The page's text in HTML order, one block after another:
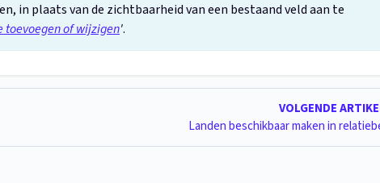
in plaats van de zichtbaarheid van een bestaand veld aan te
toevoegen of wijzigen'.
VOLGENDE
Landen beschikbaar maken in